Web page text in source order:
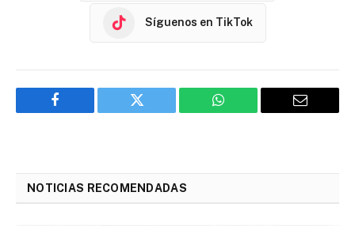
Síguenos en TikTok
Facebook Twitter WhatsApp Email
NOTICIAS RECOMENDADAS